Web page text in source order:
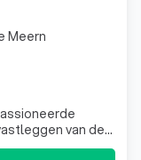
van de
achtergrond in
Meern